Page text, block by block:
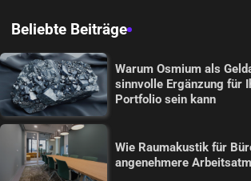
Beliebte Beiträge
Warum Osmium als
sinnvolle Ergänzung für
Portfolio sein kann
Wie Raumakustik für
angenehmere